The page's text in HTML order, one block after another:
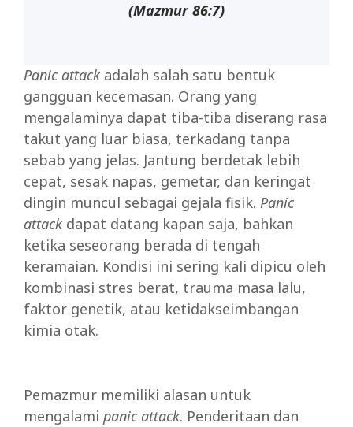
(Mazmur 86:7)
Panic attack adalah salah satu bentuk
gangguan kecemasan. Orang yang
mengalaminya dapat tiba-tiba diserang rasa
takut yang luar biasa, terkadang tanpa
sebab yang jelas. Jantung berdetak lebih
cepat, sesak napas, gemetar, dan keringat
dingin muncul sebagai gejala fisik. Panic
attack dapat datang kapan saja, bahkan
ketika seseorang berada di tengah
keramaian. Kondisi ini sering kali dipicu oleh
kombinasi stres berat, trauma masa lalu,
faktor genetik, atau ketidakseimbangan
kimia otak.
Pemazmur memiliki alasan untuk
mengalami panic attack. Penderitaan dan